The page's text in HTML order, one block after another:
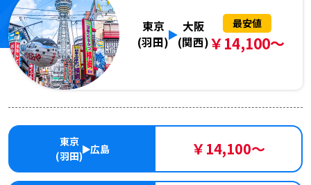
東京
(羽田)
大阪
(関西)
最安値
￥14,100～
東京
(羽田)
広島 ￥14,100～